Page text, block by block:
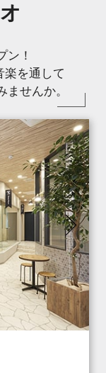
ン！
楽を通して
せんか。